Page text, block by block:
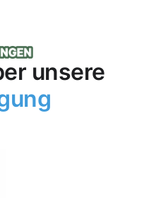
unsere